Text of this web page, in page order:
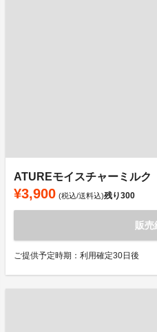
ATUREモイスチャーミルク
¥3,900 (税込/送料込)残り300
販売
ご提供予定時期：利用確定30日後